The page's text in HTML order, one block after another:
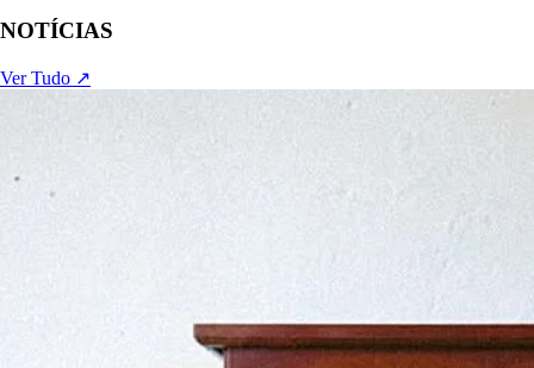
NOTÍCIAS
Ver Tudo ↗